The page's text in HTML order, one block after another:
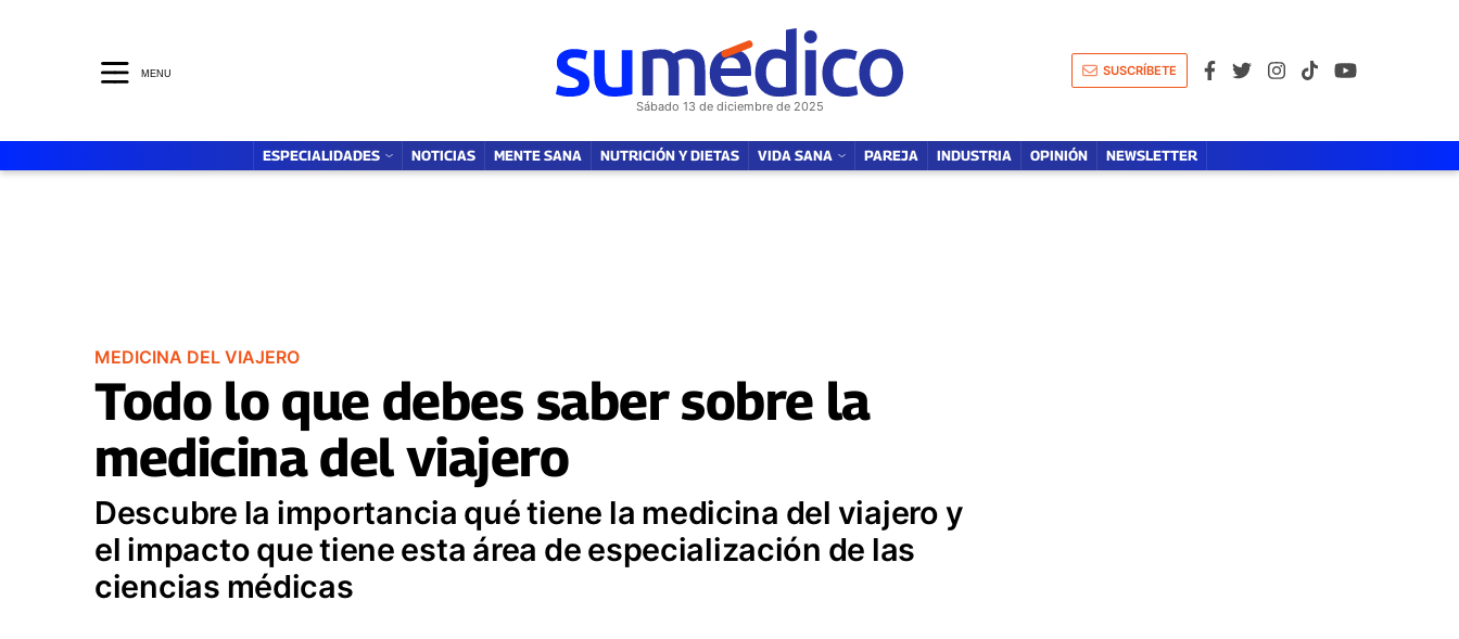
MENU
Sábado 13 de diciembre de 2025
SUSCRÍBETE
ESPECIALIDADES NOTICIAS MENTE SANA NUTRICIÓN Y DIETAS VIDA SANA PAREJA INDUSTRIA OPINIÓN NEWSLETTER
MEDICINA DEL VIAJERO
Todo lo que debes saber sobre la
medicina del viajero
Descubre la importancia qué tiene la medicina del viajero y
el impacto que tiene esta área de especialización de las
ciencias médicas